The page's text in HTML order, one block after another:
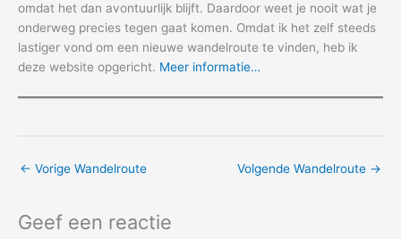
omdat het dan avontuurlijk blijft. Daardoor weet je nooit wat je
onderweg precies tegen gaat komen. Omdat ik het zelf steeds
lastiger vond om een nieuwe wandelroute te vinden, heb ik
deze website opgericht. Meer informatie…
← Vorige Wandelroute Volgende Wandelroute →
Geef een reactie